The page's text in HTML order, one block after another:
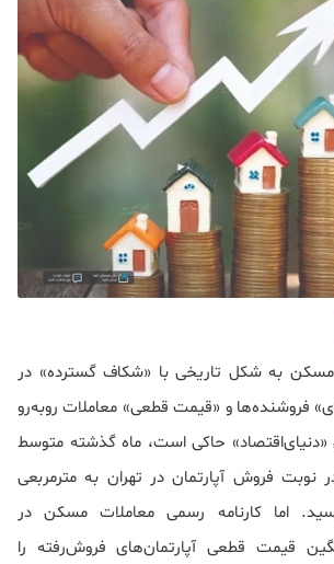
مسکن به شکل تاریخی با «شکاف گسترده» در
فروشنده‌ها و «قیمت قطعی» معاملات روبه‌رو
حاکی است، ماه گذشته متوسط
نوبت فروش آپارتمان در تهران به مترمربعی
رسید. اما کارنامه رسمی معاملات مسکن در
قیمت قطعی آپارتمان‌های فروش‌رفته را